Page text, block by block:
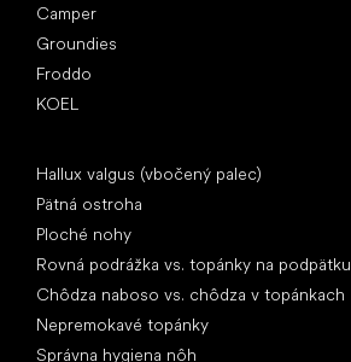
Camper
Groundies
Froddo
KOEL
Hallux valgus (vbočený palec)
Pätná ostroha
Ploché nohy
Rovná podrážka vs. topánky na podpätku
Chôdza naboso vs. chôdza v topánkach
Nepremokavé topánky
Správna hygiena nôh